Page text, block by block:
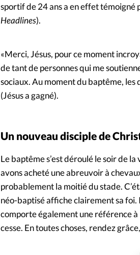
sportif de 24 ans a en effet témoigné
Headlines).
«Merci, Jésus, pour ce moment
de tant de personnes qui me
sociaux. Au moment du baptême,
(Jésus a gagné).
Un nouveau disciple de
Le baptême s’est déroulé le soir de
avons acheté une abreuvoir à
probablement la moitié du stade.
néo-baptisé affiche clairement sa
comporte également une référence à
cesse. En toutes choses, rendez